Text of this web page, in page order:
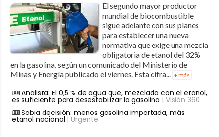
El segundo mayor productor
mundial de biocombustible
sigue adelante con sus planes
para establecer una nueva
normativa que exige una mezcla
obligatoria de etanol del 32%
en la gasolina, según un comunicado del Ministerio de
Minas y Energía publicado el viernes. Esta cifra...
+ más
Analista: El 0,5 % de agua que, mezclada con el etanol,
es suficiente para desestabilizar la gasolina | Visión 360
Sabia decisión: menos gasolina importada, más
etanol nacional | Urgente